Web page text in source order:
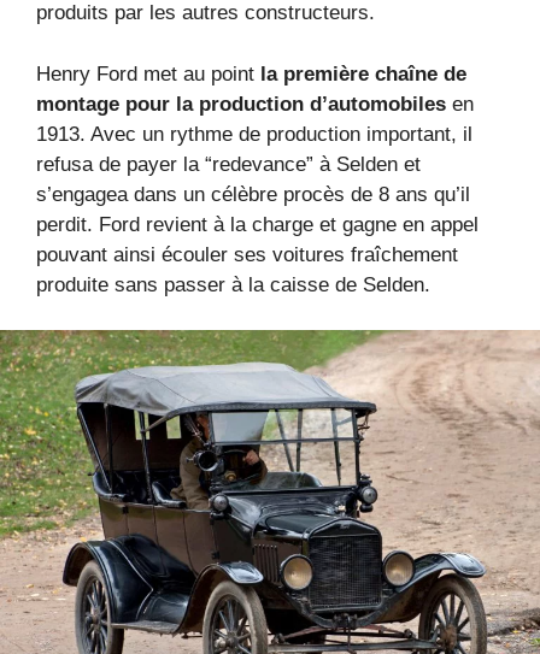
produits par les autres constructeurs.
Henry Ford met au point la première chaîne de
montage pour la production d’automobiles en
1913. Avec un rythme de production important, il
refusa de payer la “redevance” à Selden et
s’engagea dans un célèbre procès de 8 ans qu’il
perdit. Ford revient à la charge et gagne en appel
pouvant ainsi écouler ses voitures fraîchement
produite sans passer à la caisse de Selden.